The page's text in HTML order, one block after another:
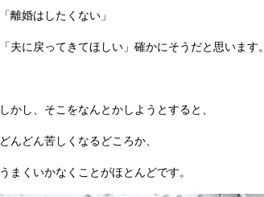
「離婚はしたくない」
「夫に戻ってきてほしい」確かにそうだと思います。
しかし、そこをなんとかしようとすると、
どんどん苦しくなるどころか、
うまくいかなくことがほとんどです。